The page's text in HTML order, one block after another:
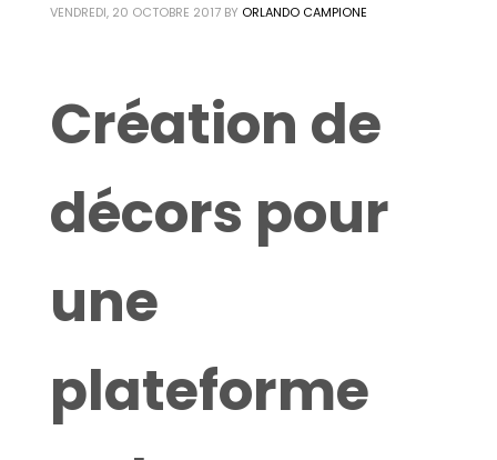
VENDREDI, 20 OCTOBRE 2017 BY ORLANDO CAMPIONE
Création de
décors pour
une
plateforme